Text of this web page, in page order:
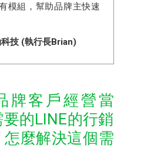
模組，幫助品牌主快速
技 (執行長Brian)
牌客戶經營當
的LINE的行銷
麼解決這個需